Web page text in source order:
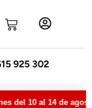
925 302
del 10 al 14 de